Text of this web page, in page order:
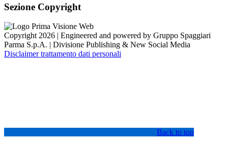
Sezione Copyright
Copyright 2026 | Engineered and powered by Gruppo Spaggiari
Parma S.p.A. | Divisione Publishing & New Social Media
Disclaimer trattamento dati personali
Back to top